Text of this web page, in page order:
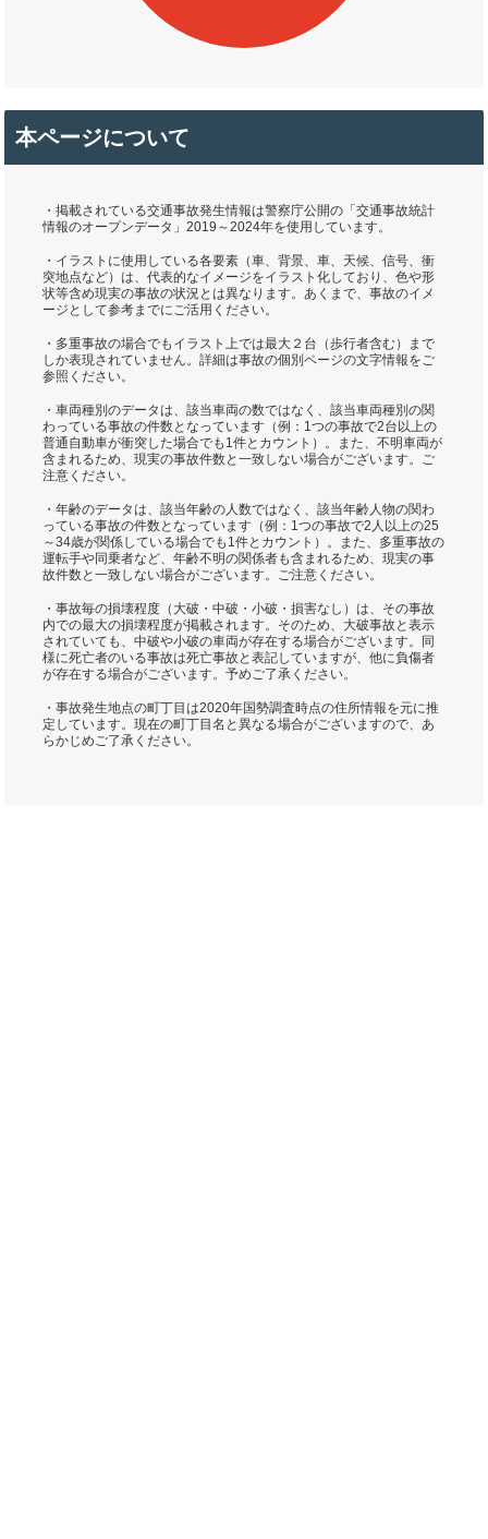
本ページについて
・掲載されている交通事故発生情報は警察庁公開の「交通事故統計
情報のオープンデータ」2019～2024年を使用しています。
・イラストに使用している各要素（車、背景、車、天候、信号、衝
突地点など）は、代表的なイメージをイラスト化しており、色や形
状等含め現実の事故の状況とは異なります。あくまで、事故のイメ
ージとして参考までにご活用ください。
・多重事故の場合でもイラスト上では最大２台（歩行者含む）まで
しか表現されていません。詳細は事故の個別ページの文字情報をご
参照ください。
・車両種別のデータは、該当車両の数ではなく、該当車両種別の関
わっている事故の件数となっています（例：1つの事故で2台以上の
普通自動車が衝突した場合でも1件とカウント）。また、不明車両が
含まれるため、現実の事故件数と一致しない場合がございます。ご
注意ください。
・年齢のデータは、該当年齢の人数ではなく、該当年齢人物の関わ
っている事故の件数となっています（例：1つの事故で2人以上の25
～34歳が関係している場合でも1件とカウント）。また、多重事故の
運転手や同乗者など、年齢不明の関係者も含まれるため、現実の事
故件数と一致しない場合がございます。ご注意ください。
・事故毎の損壊程度（大破・中破・小破・損害なし）は、その事故
内での最大の損壊程度が掲載されます。そのため、大破事故と表示
されていても、中破や小破の車両が存在する場合がございます。同
様に死亡者のいる事故は死亡事故と表記していますが、他に負傷者
が存在する場合がございます。予めご了承ください。
・事故発生地点の町丁目は2020年国勢調査時点の住所情報を元に推
定しています。現在の町丁目名と異なる場合がございますので、あ
らかじめご了承ください。